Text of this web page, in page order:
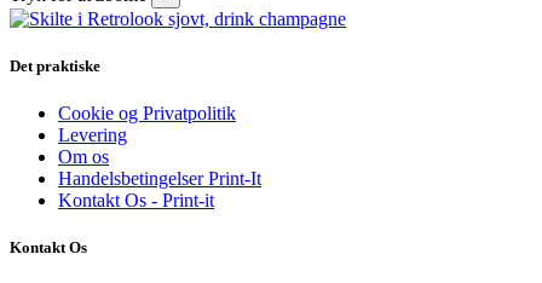
Det praktiske
Cookie og Privatpolitik
Levering
Om os
Handelsbetingelser Print-It
Kontakt Os - Print-it
Kontakt Os